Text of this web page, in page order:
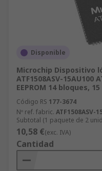
Disponible
Microchip Dispositivo
ATF1508ASV-15AU100
EEPROM 14 bloques, 15
Código RS 177-3674
Nº ref. fabric. ATF1508ASV-
Subtotal (1 paquete de 2
10,58 €(exc. IVA)
Cantidad